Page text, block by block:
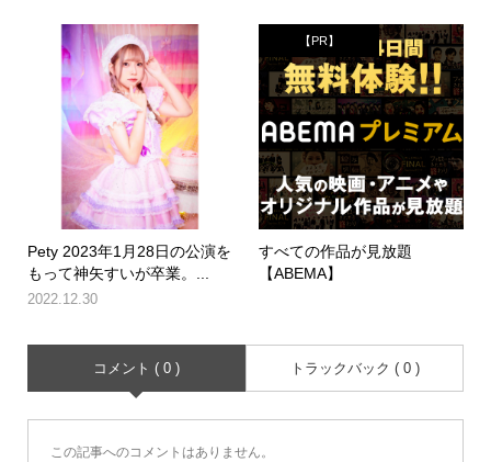
Pety 2023年1月28日の公演を
もって神矢すいが卒業。...
2022.12.30
【PR】
すべての作品が見放題
【ABEMA】
コメント ( 0 ) トラックバック ( 0 )
この記事へのコメントはありません。